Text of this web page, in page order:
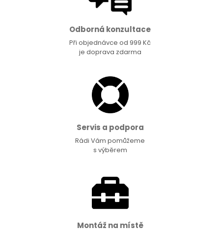
Odborná konzultace
Při objednávce od 999 Kč
je doprava zdarma
Servis a podpora
Rádi Vám pomůžeme
s výběrem
Montáž na místě